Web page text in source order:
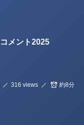
メント2025
316 views 約8分